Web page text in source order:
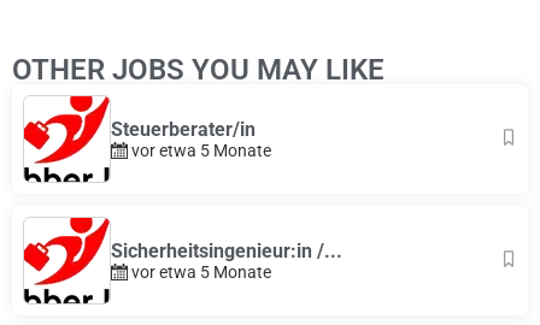
+
−
OTHER JOBS YOU MAY LIKE
Steuerberater/in
vor etwa 5 Monate
Sicherheitsingenieur:in /...
vor etwa 5 Monate